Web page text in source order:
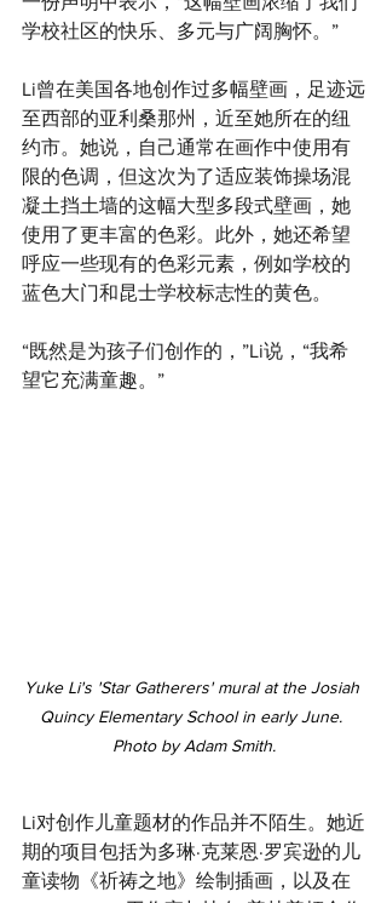
学校社区的快乐、多元与广阔胸怀。”
Li曾在美国各地创作过多幅壁画，足迹远
至西部的亚利桑那州，近至她所在的纽
约市。她说，自己通常在画作中使用有
限的色调，但这次为了适应装饰操场混
凝土挡土墙的这幅大型多段式壁画，她
使用了更丰富的色彩。此外，她还希望
呼应一些现有的色彩元素，例如学校的
蓝色大门和昆士学校标志性的黄色。
“既然是为孩子们创作的，”Li说，“我希
望它充满童趣。”
Yuke Li's 'Star Gatherers' mural at the Josiah
Quincy Elementary School in early June.
Photo by Adam Smith.
Li对创作儿童题材的作品并不陌生。她近
期的项目包括为多琳·克莱恩·罗宾逊的儿
童读物《祈祷之地》绘制插画，以及在